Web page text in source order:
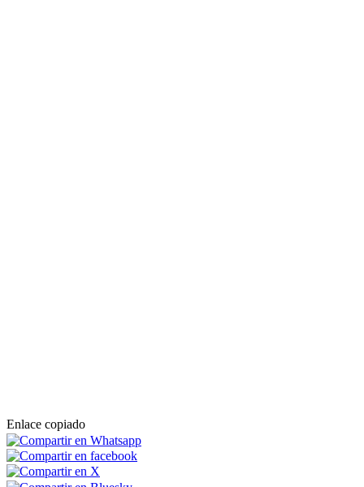
Enlace copiado